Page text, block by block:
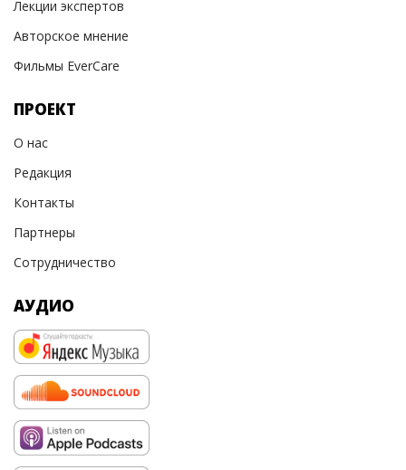
Лекции экспертов
Авторское мнение
Фильмы EverCare
ПРОЕКТ
О нас
Редакция
Контакты
Партнеры
Сотрудничество
АУДИО